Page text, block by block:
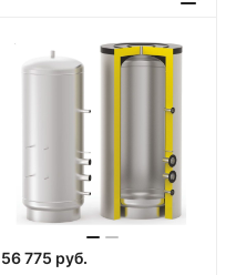
56 775 руб.